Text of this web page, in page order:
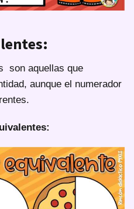
son aquellas que
aunque el numerador